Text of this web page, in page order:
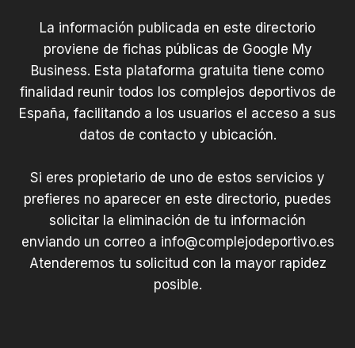
t
z
e
La información publicada en este directorio
proviene de fichas públicas de Google My
Business. Esta plataforma gratuita tiene como
finalidad reunir todos los complejos deportivos de
España, facilitando a los usuarios el acceso a sus
datos de contacto y ubicación.
Si eres propietario de uno de estos servicios y
prefieres no aparecer en este directorio, puedes
solicitar la eliminación de tu información
enviando un correo a info@complejodeportivo.es
Atenderemos tu solicitud con la mayor rapidez
posible.